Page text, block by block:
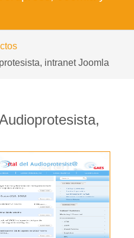
intranet Joomla